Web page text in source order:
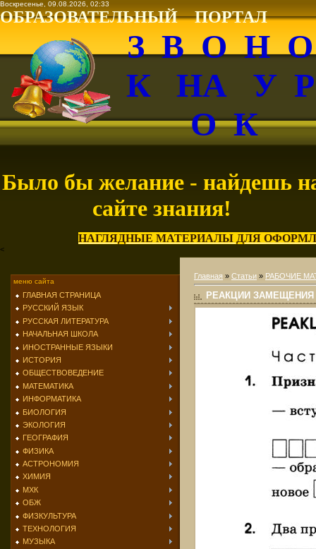
Воскресенье, 09.08.2026, 02:33
ОБРАЗОВАТЕЛЬНЫЙ ПОРТАЛ
З В О Н
К НА У
О К
Было бы желание - найдешь
сайте знания!
НАГЛЯДНЫЕ МАТЕРИАЛЫ ДЛЯ
<
меню сайта
ГЛАВНАЯ СТРАНИЦА
РУССКИЙ ЯЗЫК
РУССКАЯ ЛИТЕРАТУРА
НАЧАЛЬНАЯ ШКОЛА
ИНОСТРАННЫЕ ЯЗЫКИ
ИСТОРИЯ
ОБЩЕСТВОВЕДЕНИЕ
МАТЕМАТИКА
ИНФОРМАТИКА
БИОЛОГИЯ
ЭКОЛОГИЯ
ГЕОГРАФИЯ
ФИЗИКА
АСТРОНОМИЯ
ХИМИЯ
МХК
ОБЖ
ФИЗКУЛЬТУРА
ТЕХНОЛОГИЯ
МУЗЫКА
Главная » Статьи » РАБОЧИЕ
РЕАКЦИИ ЗАМЕЩЕНИЯ